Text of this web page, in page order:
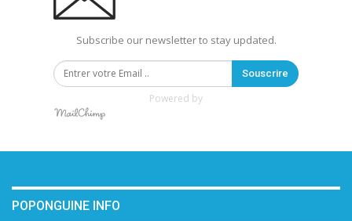
Subscribe our newsletter to stay updated.
Souscrire
Powered by
POPONGUINE INFO